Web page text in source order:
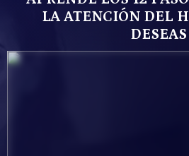
LA ATENCIÓN DEL
DESEAS